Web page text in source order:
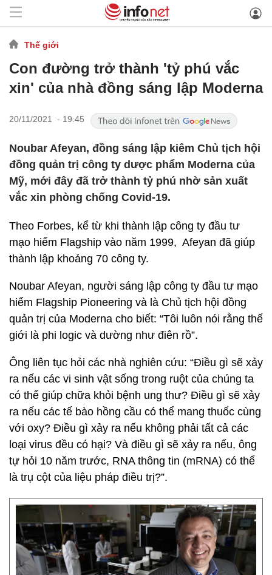
Thế giới
Con đường trở thành 'tỷ phú vắc
xin' của nhà đồng sáng lập Moderna
20/11/2021 - 19:45
Noubar Afeyan, đồng sáng lập kiêm Chủ tịch hội
đồng quản trị công ty dược phẩm Moderna của
Mỹ, mới đây đã trở thành tỷ phú nhờ sản xuất
vắc xin phòng chống Covid-19.
Theo Forbes, kể từ khi thành lập công ty đầu tư
mạo hiểm Flagship vào năm 1999, Afeyan đã giúp
thành lập khoảng 70 công ty.
Noubar Afeyan, người sáng lập công ty đầu tư mạo
hiểm Flagship Pioneering và là Chủ tịch hội đồng
quản trị của Moderna cho biết: “Tôi luôn nói rằng thế
giới là phi logic và dường như điên rồ”.
Ông liên tục hỏi các nhà nghiên cứu: “Điều gì sẽ xảy
ra nếu các vi sinh vật sống trong ruột của chúng ta
có thể giúp chữa khỏi bệnh ung thư? Điều gì sẽ xảy
ra nếu các tế bào hồng cầu có thể mang thuốc cùng
với oxy? Điều gì xảy ra nếu không phải tất cả các
loại virus đều có hại? Và điều gì sẽ xảy ra nếu, ông
tự hỏi 10 năm trước, RNA thông tin (mRNA) có thể
là trụ cột của liệu pháp điều trị?”.